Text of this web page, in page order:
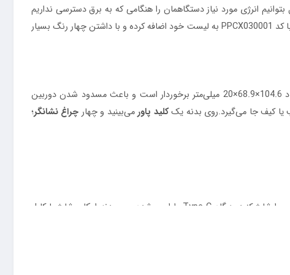
انرژی مورد نیاز دستگاهمان را هنگامی که به برق دسترسی نداریم
است و پاوربانک 10000 با توان 20 وات را با کد PPCX030001 به لیست خود اضافه کرده و با داشتن چهار رنگ بسیار
بهره‌مند است و با قدرت جذب بالایی به آیفونتان می‌چسبد؛ طراحی مینیمالی داشته و از ابعاد 104.6×68.9×20 میلی‌متر برخوردار است و باعث مسدود شدن دوربین
یا کیف جا می‌گیرد.روی بدنه یککلید پاورمی‌بینید و چهار چراغ نشانگر؛
را شارژ کنید. درگاه Type-C طراحی شده روی بدنه امکان شارژ با کابل